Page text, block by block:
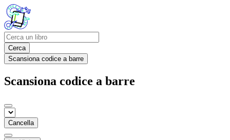
Cerca
Scansiona codice a barre
Scansiona codice a barre
Cancella